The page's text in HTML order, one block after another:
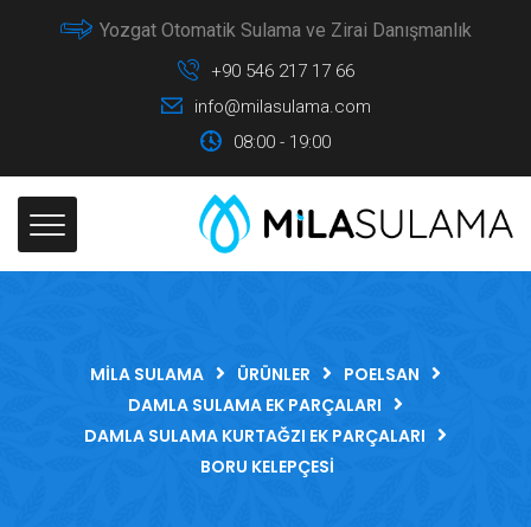
Yozgat Otomatik Sulama ve Zirai Danışmanlık
+90 546 217 17 66
info@milasulama.com
08:00 - 19:00
MILA SULAMA ÜRÜNLER
POELSAN
DAMLA SULAMA EK PARÇALARI
DAMLA SULAMA KURTAĞZI EK PARÇALARI
BORU KELEPÇESI